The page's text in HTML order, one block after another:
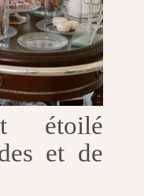
étoilé
et de